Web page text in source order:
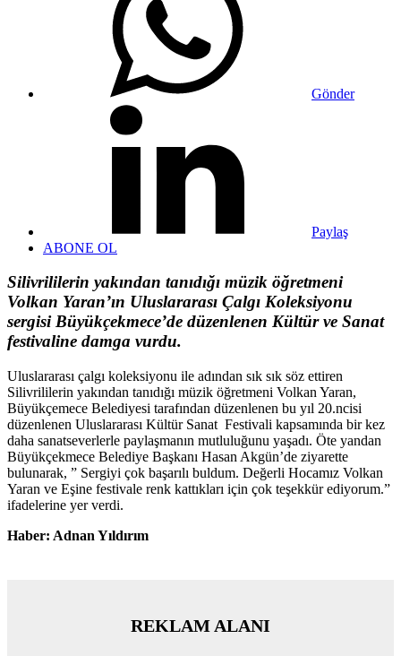
Gönder
Paylaş
ABONE OL
Silivrililerin yakından tanıdığı müzik öğretmeni
Volkan Yaran’ın Uluslararası Çalgı Koleksiyonu
sergisi Büyükçekmece’de düzenlenen Kültür ve Sanat
festivaline damga vurdu.
Uluslararası çalgı koleksiyonu ile adından sık sık söz ettiren
Silivrililerin yakından tanıdığı müzik öğretmeni Volkan Yaran,
Büyükçemece Belediyesi tarafından düzenlenen bu yıl 20.ncisi
düzenlenen Uluslararası Kültür Sanat Festivali kapsamında bir kez
daha sanatseverlerle paylaşmanın mutluluğunu yaşadı. Öte yandan
Büyükçekmece Belediye Başkanı Hasan Akgün’de ziyarette
bulunarak, ” Sergiyi çok başarılı buldum. Değerli Hocamız Volkan
Yaran ve Eşine festivale renk kattıkları için çok teşekkür ediyorum.”
ifadelerine yer verdi.
Haber: Adnan Yıldırım
REKLAM ALANI